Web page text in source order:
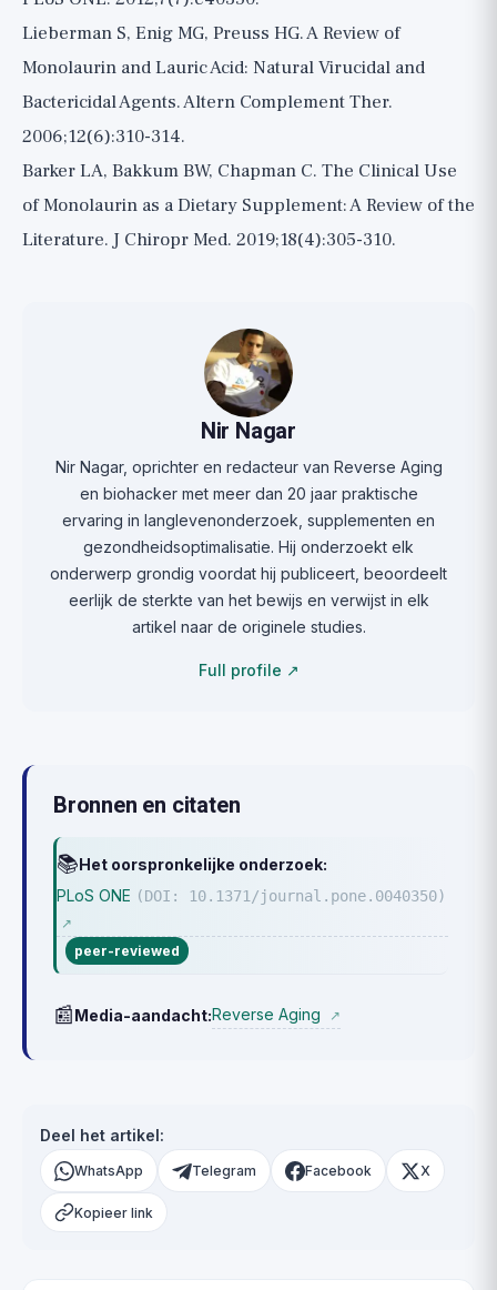
Lieberman S, Enig MG, Preuss HG. A Review of
Monolaurin and Lauric Acid: Natural Virucidal and
Bactericidal Agents. Altern Complement Ther.
2006;12(6):310-314.
Barker LA, Bakkum BW, Chapman C. The Clinical Use
of Monolaurin as a Dietary Supplement: A Review of the
Literature. J Chiropr Med. 2019;18(4):305-310.
Nir Nagar
Nir Nagar, oprichter en redacteur van Reverse Aging
en biohacker met meer dan 20 jaar praktische
ervaring in langlevenonderzoek, supplementen en
gezondheidsoptimalisatie. Hij onderzoekt elk
onderwerp grondig voordat hij publiceert, beoordeelt
eerlijk de sterkte van het bewijs en verwijst in elk
artikel naar de originele studies.
Full profile ↗
Bronnen en citaten
📚Het oorspronkelijke onderzoek:
PLoS ONE (DOI: 10.1371/journal.pone.0040350)
↗
peer-reviewed
📰Media-aandacht:Reverse Aging ↗
Deel het artikel:
WhatsApp Telegram Facebook X
Kopieer link